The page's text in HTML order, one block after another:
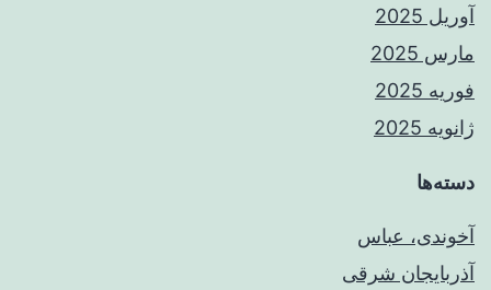
آوریل 2025
مارس 2025
فوریه 2025
ژانویه 2025
دسته‌ها
آخوندی، عباس
آذربایجان شرقی